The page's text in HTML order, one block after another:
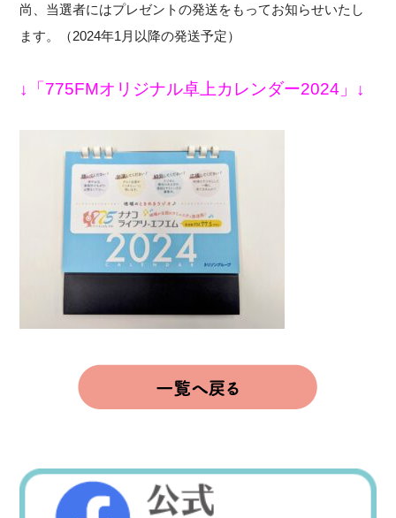
尚、当選者にはプレゼントの発送をもってお知らせいたし
ます。（2024年1月以降の発送予定）
↓ 「775FMオリジナル卓上カレンダー2024」 ↓